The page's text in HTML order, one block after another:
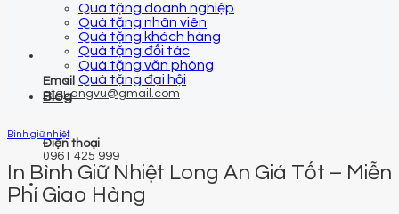
Email
qtquangvu@gmail.com
Điện thoại
0961 425 999
Quà tặng doanh nghiệp
Quà tặng nhân viên
Quà tặng khách hàng
Quà tặng đối tác
Quà tặng văn phòng
Quà tặng đại hội
Blog
Bình giữ nhiệt
In Bình Giữ Nhiệt Long An Giá Tốt – Miễn
Phí Giao Hàng